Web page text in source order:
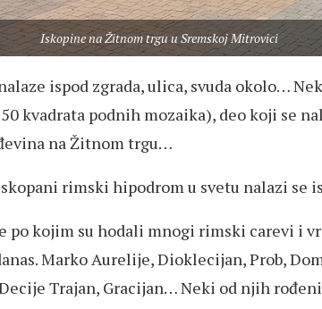
Iskopine na Žitnom trgu u Sremskoj Mitrovici
ispod zgrada, ulica, svuda okolo…
kvadrata podnih mozaika), deo koji se
na Žitnom trgu…
rimski hipodrom u svetu nalazi se
po kojim su hodali mnogi rimski carevi i
Marko Aurelije, Dioklecijan, Prob,
Trajan, Gracijan… Neki od njih